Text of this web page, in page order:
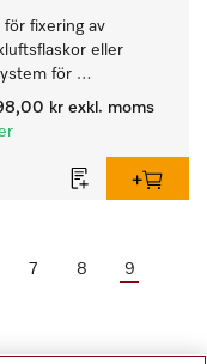
för fixering av
eller
för
kr exkl. moms
7 8
9